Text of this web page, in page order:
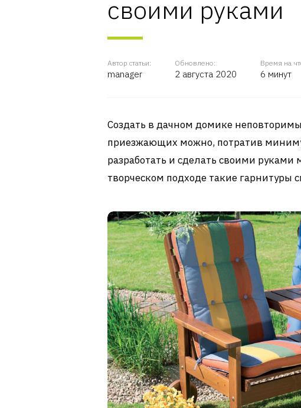
своими руками
Автор статьи:
manager
Обновлено:
2 августа 2020
Время на
6 минут
Создать в дачном домике
приезжающих можно, потратив
разработать и сделать своими
творческом подходе такие гарнитуры